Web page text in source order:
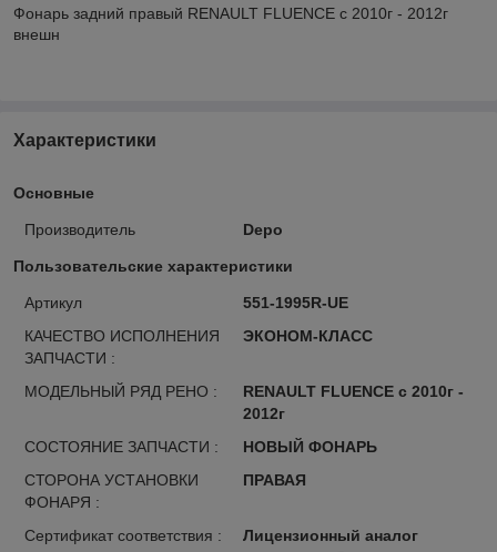
Фонарь задний правый RENAULT FLUENCE с 2010г - 2012г
внешн
Характеристики
Основные
Производитель Depo
Пользовательские характеристики
Артикул
551-1995R-UE
КАЧЕСТВО ИСПОЛНЕНИЯ
ЗАПЧАСТИ :
ЭКОНОМ-КЛАСС
МОДЕЛЬНЫЙ РЯД РЕНО :
RENAULT FLUENCE с 2010г -
2012г
СОСТОЯНИЕ ЗАПЧАСТИ :
НОВЫЙ ФОНАРЬ
СТОРОНА УСТАНОВКИ
ФОНАРЯ :
ПРАВАЯ
Сертификат соответствия :
Лицензионный аналог